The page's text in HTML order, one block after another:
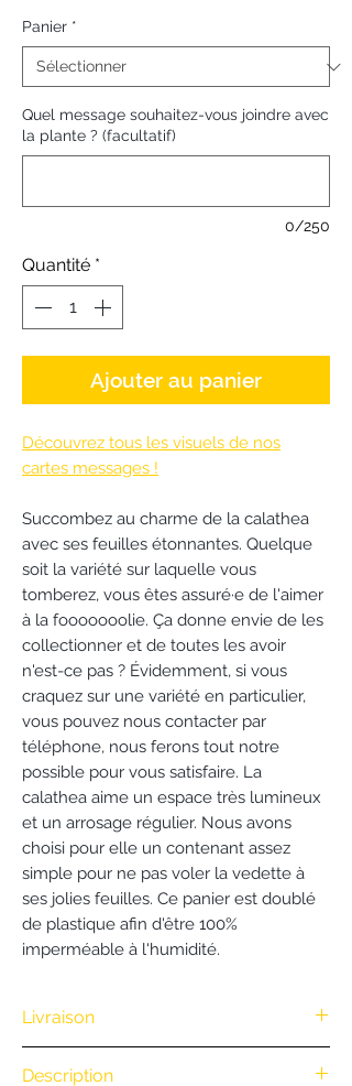
Panier *
Quel message souhaitez-vous joindre avec
la plante ? (facultatif)
0/250
Quantité *
Ajouter au panier
Découvrez tous les visuels de nos
cartes messages !
Succombez au charme de la calathea
avec ses feuilles étonnantes. Quelque
soit la variété sur laquelle vous
tomberez, vous êtes assuré·e de l'aimer
à la fooooooolie. Ça donne envie de les
collectionner et de toutes les avoir
n'est-ce pas ? Évidemment, si vous
craquez sur une variété en particulier,
vous pouvez nous contacter par
téléphone, nous ferons tout notre
possible pour vous satisfaire. La
calathea aime un espace très lumineux
et un arrosage régulier. Nous avons
choisi pour elle un contenant assez
simple pour ne pas voler la vedette à
ses jolies feuilles. Ce panier est doublé
de plastique afin d'être 100%
imperméable à l'humidité.
Livraison
Description